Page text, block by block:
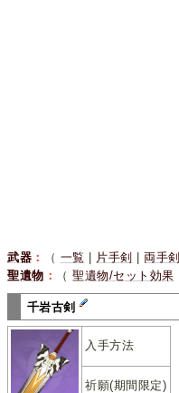
武器 ： （ 一覧 片手剣 |両手剣
聖遺物 ： （聖遺物/セット効果
千岩古剣
入手方法
祈願(期間限定)